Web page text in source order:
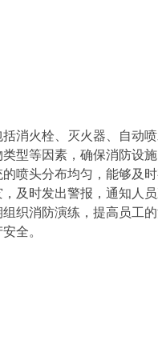
消火栓、灭火器、自动
型等因素，确保消防设
喷头分布均匀，能够及
及时发出警报，通知人
织消防演练，提高员工
全。